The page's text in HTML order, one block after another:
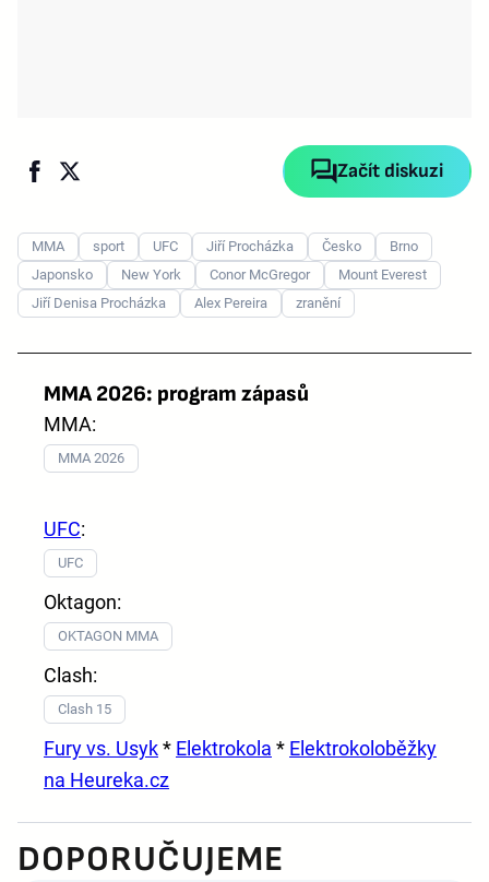
Začít diskuzi
MMA sport UFC Jiří Procházka Česko
Brno
Japonsko
New York Conor McGregor
Mount Everest
Jiří Denisa Procházka
Alex Pereira zranění
MMA 2026: program zápasů
MMA:
MMA 2026
UFC:
UFC
Oktagon:
OKTAGON MMA
Clash:
Clash 15
Fury vs. Usyk* Elektrokola * Elektrokoloběžky
na Heureka.cz
DOPORUČUJEME